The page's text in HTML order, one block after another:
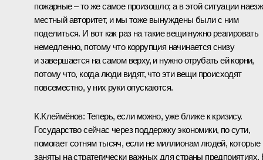
пожарные – то же самое произошло; а в этой ситуации
местный авторитет, и мы тоже вынуждены были с ним
поделиться. И вот как раз на такие вещи нужно реагировать
немедленно, потому что коррупция начинается снизу
и завершается на самом верху, и нужно отрубать ей корни,
потому что, когда люди видят, что эти вещи происходят
повсеместно, у них руки опускаются.
К.Клеймёнов: Теперь, если можно, уже ближе к кризису.
Государство сейчас через поддержку экономики, по сути,
помогает сотням тысяч, если не миллионам людей, которые
заняты на стратегически важных для страны предприятиях.